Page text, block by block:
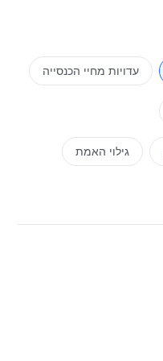
עדויות מחיי הכנסייה
גילוי האמת